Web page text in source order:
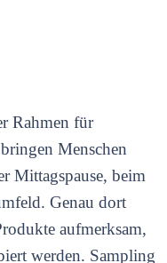
Rahmen für
Menschen
Mittagspause, beim
Genau dort
aufmerksam,
werden. Sampling